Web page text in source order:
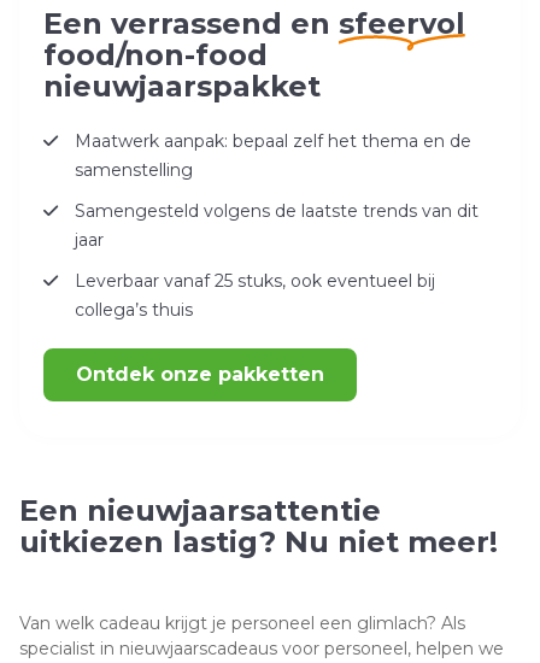
Een verrassend en sfeervol
food/non-food
nieuwjaarspakket
Maatwerk aanpak: bepaal zelf het thema en de
samenstelling
Samengesteld volgens de laatste trends van dit
jaar
Leverbaar vanaf 25 stuks, ook eventueel bij
collega’s thuis
Ontdek onze pakketten
Een nieuwjaarsattentie
uitkiezen lastig? Nu niet meer!
Van welk cadeau krijgt je personeel een glimlach? Als
specialist in nieuwjaarscadeaus voor personeel, helpen we